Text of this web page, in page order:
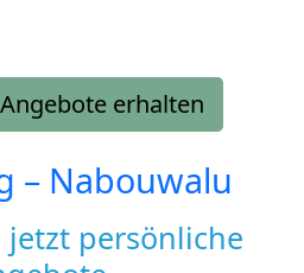
erhalten
– Nabouwalu
jetzt persönliche